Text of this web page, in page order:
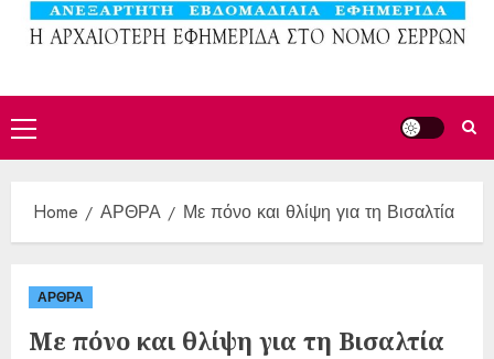
Home ΑΡΘΡΑ Με πόνο και θλίψη για τη Βισαλτία
ΑΡΘΡΑ
Με πόνο και θλίψη για τη Βισαλτία